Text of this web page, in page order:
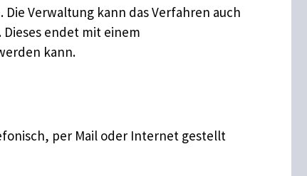
Verwaltung kann das Verfahren auch
endet mit einem
kann.
per Mail oder Internet gestellt